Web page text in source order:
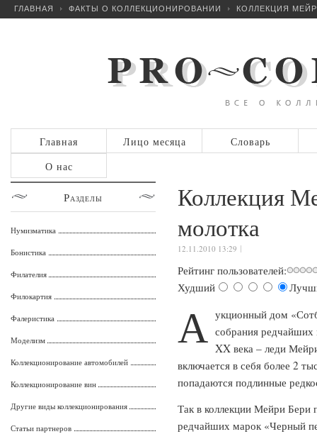
ГЛАВНАЯ ФАКТЫ О КОЛЛЕКЦИОНИРОВАНИИ КОЛЛЕКЦИЯ
Главная Лицо месяца
Словарь
О нас
Коллекция
молотка
12.11.2010 13:29
Рейтинг пользователей:
Худший
А укционный дом
собрания редчайших
XX века – леди
включается в себя более 2
попадаются подлинные
Так в коллекции Мейри Бери
редчайших марок «Черный
Разделы
Нумизматика
Бонистика
Филателия
Филокартия
Фалеристика
Моделизм
Коллекционирование автомобилей
Коллекционирование вин
Другие виды коллекционирования
Статьи партнеров